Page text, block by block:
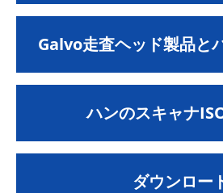
Galvo走査ヘッド製品と
ハンのスキャナ
ダウンロー